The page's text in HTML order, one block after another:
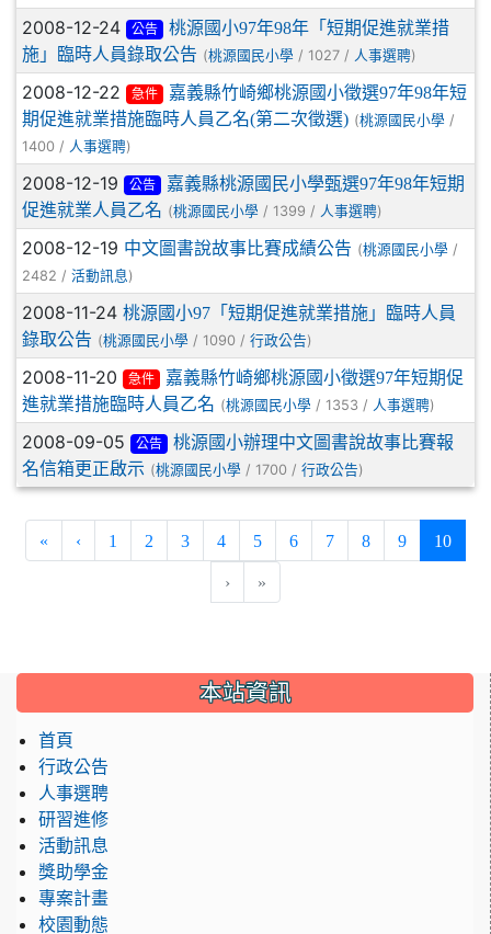
2008-12-24 公告
桃源國小97年98年「短期促進就業措
施」臨時人員錄取公告 (桃源國民小學 / 1027 / 人事選聘)
2008-12-22 急件
嘉義縣竹崎鄉桃源國小徵選97年98年短
期促進就業措施臨時人員乙名(第二次徵選) (桃源國民小學 /
1400 / 人事選聘)
2008-12-19 公告
嘉義縣桃源國民小學甄選97年98年短期
促進就業人員乙名 (桃源國民小學 / 1399 / 人事選聘)
2008-12-19 中文圖書說故事比賽成績公告 (桃源國民小學 /
2482 / 活動訊息 )
2008-11-24 桃源國小97「短期促進就業措施」臨時人員
錄取公告 (桃源國民小學 / 1090 / 行政公告)
2008-11-20 急件
嘉義縣竹崎鄉桃源國小徵選97年短期促
進就業措施臨時人員乙名 (桃源國民小學 / 1353 / 人事選聘)
2008-09-05 公告
桃源國小辦理中文圖書說故事比賽報
名信箱更正啟示 (桃源國民小學 / 1700 / 行政公告)
« ‹ 1 2 3 4 5 6 7 8 9 10
› »
::: 本站資訊
首頁
行政公告
人事選聘
研習進修
活動訊息
獎助學金
專案計畫
校園動態